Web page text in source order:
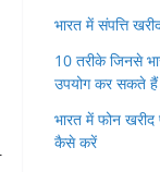
भारत में संपत्ति
10 तरीके जिनसे
उपयोग कर सकते हैं
भारत में फोन
कैसे करें